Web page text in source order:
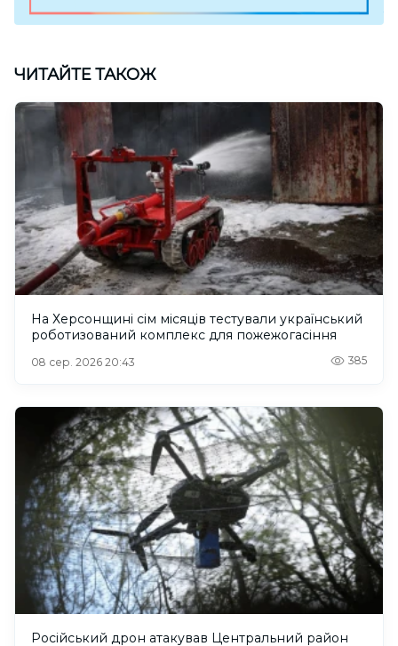
ЧИТАЙТЕ ТАКОЖ
На Херсонщині сім місяців тестували український
роботизований комплекс для пожежогасіння
08 сер. 2026 20:43 385
Російський дрон атакував Центральний район